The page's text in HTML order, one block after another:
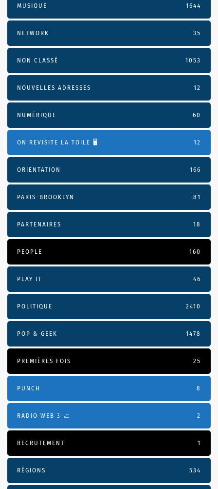
MUSIQUE 1644
NETWORK 35
NON CLASSÉ 1053
NOUVELLES ADRESSES 12
NUMÉRIQUE 60
ON REVISITE LA TOILE 🖥️ 12
ORIENTATION 166
PARIS-BROOKLYN 81
PARTENAIRES 18
PEOPLE 160
PLAY IT 46
POLITIQUE 2410
POP & GEEK 1478
PREMIÈRES FOIS 25
PUNCH 8
RADIO WEB 3 📈 2
RECRUTEMENT 1
RÉGIONS 534